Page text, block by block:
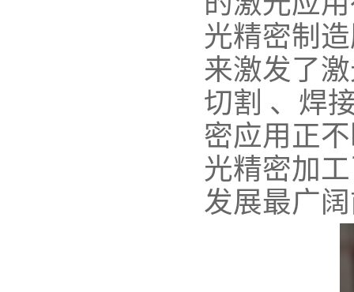
光精密制
来激发了
切割 、焊
密应用正
光精密加
发展最广